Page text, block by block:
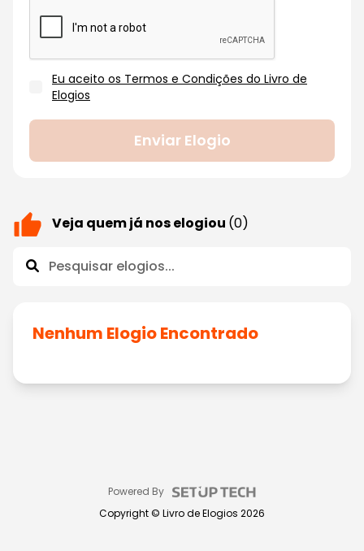
Veja quem já nos elogiou (0)
Nenhum Elogio Encontrado
Eu aceito os Termos e Condições do Livro de
Elogios
Enviar Elogio
Powered By
Copyright © Livro de Elogios 2026